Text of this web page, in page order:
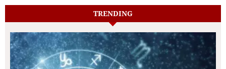
TRENDING